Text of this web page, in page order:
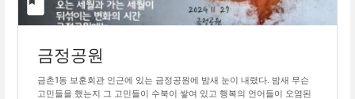
금정공원
금촌1동 보훈회관 인근에 있는 금정공원에 밤새 눈이 내렸다. 밤새 무슨
고민들을 했는지 그 고민들이 수북이 쌓여 있고 행복의 언어들이 오염된